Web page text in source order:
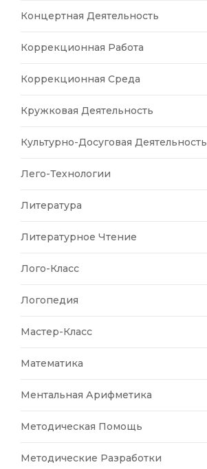
Концертная Деятельность
Коррекционная Работа
Коррекционная Среда
Кружковая Деятельность
Культурно-Досуговая Деятельность
Лего-Технологии
Литература
Литературное Чтение
Лого-Класс
Логопедия
Мастер-Класс
Математика
Ментальная Арифметика
Методическая Помощь
Методические Разработки